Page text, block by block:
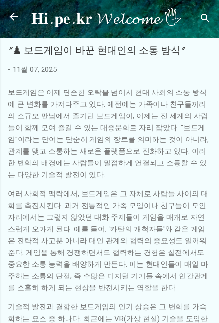
기본 콘텐츠로 건너뛰기
𝐇𝐢.𝐩𝐞.𝐤𝐫 𝓦𝓮𝓵𝓬𝓸𝓶𝓮 🖐
"♟️ 보드게임이 바꾼 현대인의 소통 방식"
- 11월 07, 2025
보드게임은 이제 단순한 오락을 넘어서 현대 사회의 소통 방식
에 큰 변화를 가져다주고 있다. 예전에는 가족이나 친구들끼리
의 소규모 만남에서 즐기던 보드게임이, 이제는 전 세계의 사람
들이 함께 모여 즐길 수 있는 대중문화로 자리 잡았다. "보드게
임"이라는 단어는 단순히 게임의 장르를 의미하는 것이 아니라,
관계를 맺고 소통하는 새로운 플랫폼으로 진화하고 있다. 이러
한 변화의 배경에는 사람들이 밀접하게 연결되고 소통할 수 있
는 다양한 기술적 발전이 있다.
여러 사회적 맥락에서, 보드게임은 그 자체로 사람들 사이의 대
화를 촉진시킨다. 과거 전통적인 가족 모임이나 친구들이 모인
자리에서는 그렇지 않았던 대화 주제들이 게임을 매개로 자연
스럽게 오가게 된다. 예를 들어, '카탄의 개척자들'와 같은 게임
은 전략적 사고뿐 아니라 대인 관계와 협력의 중요성도 일깨워
준다. 게임을 통해 경쟁하면서도 협력하는 경험은 실전에서도
중요한 소통 능력을 배양하게 만든다. 이는 현대인들이 매일 마
주하는 소통의 단절, 즉 수많은 디지털 기기들 속에서 인간관계
를 소홀히 하게 되는 현상을 반전시키는 역할을 한다.
기술적 발전과 결합한 보드게임의 인기 상승은 그 변화를 가속
화하는 요소 중 하나다. 최근에는 VR(가상 현실) 기술을 도입한